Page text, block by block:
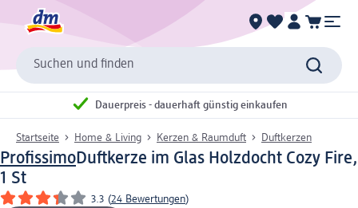
Suchen und finden
Dauerpreis - dauerhaft günstig einkaufen
Startseite Home & Living Kerzen & Raumduft Duftkerzen
ProfissimoDuftkerze im Glas Holzdocht Cozy Fire,
1 St
3.3 (24 Bewertungen)